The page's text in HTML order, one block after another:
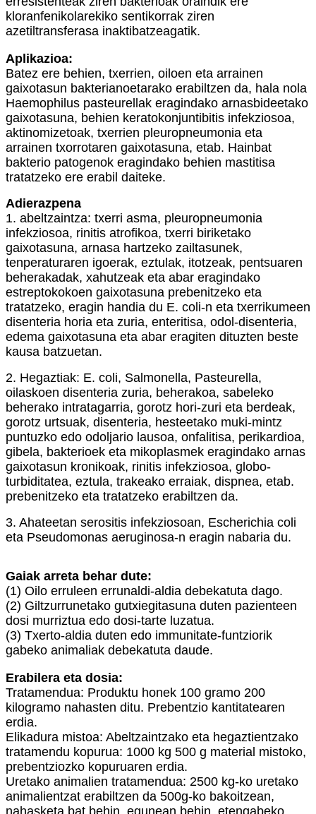
kloranfenikolarekiko sentikorrak ziren
azetiltransferasa inaktibatzeagatik.
Aplikazioa:
Batez ere behien, txerrien, oiloen eta arrainen
gaixotasun bakterianoetarako erabiltzen da, hala nola
Haemophilus pasteurellak eragindako arnasbideetako
gaixotasuna, behien keratokonjuntibitis infekziosoa,
aktinomizetoak, txerrien pleuropneumonia eta
arrainen txorrotaren gaixotasuna, etab. Hainbat
bakterio patogenok eragindako behien mastitisa
tratatzeko ere erabil daiteke.
Adierazpena
1. abeltzaintza: txerri asma, pleuropneumonia
infekziosoa, rinitis atrofikoa, txerri biriketako
gaixotasuna, arnasa hartzeko zailtasunek,
tenperaturaren igoerak, eztulak, itotzeak, pentsuaren
beherakadak, xahutzeak eta abar eragindako
estreptokokoen gaixotasuna prebenitzeko eta
tratatzeko, eragin handia du E. coli-n eta txerrikumeen
disenteria horia eta zuria, enteritisa, odol-disenteria,
edema gaixotasuna eta abar eragiten dituzten beste
kausa batzuetan.
2. Hegaztiak: E. coli, Salmonella, Pasteurella,
oilaskoen disenteria zuria, beherakoa, sabeleko
beherako intratagarria, gorotz hori-zuri eta berdeak,
gorotz urtsuak, disenteria, hesteetako muki-mintz
puntuzko edo odoljario lausoa, onfalitisa, perikardioa,
gibela, bakterioek eta mikoplasmek eragindako arnas
gaixotasun kronikoak, rinitis infekziosoa, globo-
turbiditatea, eztula, trakeako erraiak, dispnea, etab.
prebenitzeko eta tratatzeko erabiltzen da.
3. Ahateetan serositis infekziosoan, Escherichia coli
eta Pseudomonas aeruginosa-n eragin nabaria du.
Gaiak arreta behar dute:
(1) Oilo erruleen errunaldi-aldia debekatuta dago.
(2) Giltzurrunetako gutxiegitasuna duten pazienteen
dosi murriztua edo dosi-tarte luzatua.
(3) Txerto-aldia duten edo immunitate-funtziorik
gabeko animaliak debekatuta daude.
Erabilera eta dosia:
Tratamendua: Produktu honek 100 gramo 200
kilogramo nahasten ditu. Prebentzio kantitatearen
erdia.
Elikadura mistoa: Abeltzaintzako eta hegaztientzako
tratamendu kopurua: 1000 kg 500 g material mistoko,
prebentziozko kopuruaren erdia.
Uretako animalien tratamendua: 2500 kg-ko uretako
animalientzat erabiltzen da 500g-ko bakoitzean,
nahasketa bat behin, egunean behin, etengabeko